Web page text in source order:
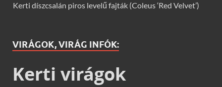
Kerti díszcsalán piros levelű fajták (Coleus ‘Red Velvet’)
VIRÁGOK, VIRÁG INFÓK:
Kerti virágok